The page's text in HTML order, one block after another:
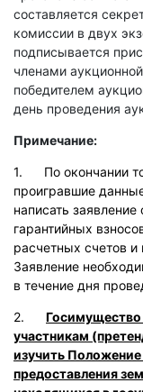
составляется
комиссии в двух
подписывается
членами
победителем
день проведения
Примечание:
1. По окончании
проигравшие
написать заявление
гарантийных
расчетных счетов
Заявление
в течение дня
2. Госимущество
участникам
изучить
предоставления